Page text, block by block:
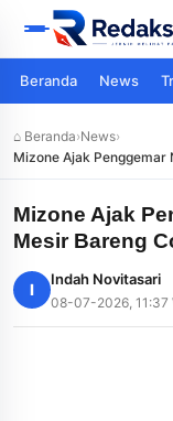
Beranda News
⌂ Beranda›News›
Mizone Ajak Penggemar
Mizone Ajak
Mesir Bareng
I
Indah Novitasari
08-07-2026, 11:37